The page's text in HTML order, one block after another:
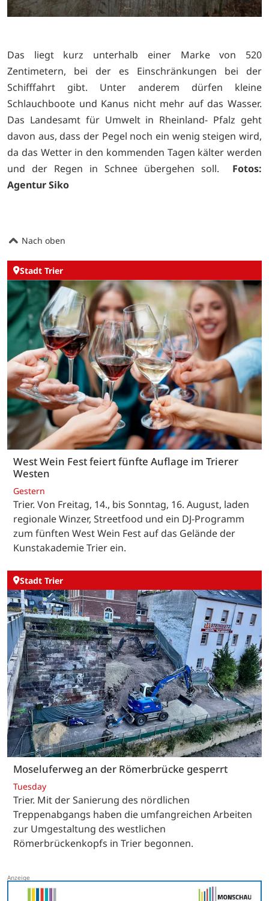
Das liegt kurz unterhalb einer Marke von 520
Zentimetern, bei der es Einschränkungen bei der
Schifffahrt gibt. Unter anderem dürfen kleine
Schlauchboote und Kanus nicht mehr auf das Wasser.
Das Landesamt für Umwelt in Rheinland- Pfalz geht
davon aus, dass der Pegel noch ein wenig steigen wird,
da das Wetter in den kommenden Tagen kälter werden
und der Regen in Schnee übergehen soll. Fotos:
Agentur Siko
Nach oben
Stadt Trier
West Wein Fest feiert fünfte Auflage im Trierer
Westen
Gestern
Trier. Von Freitag, 14., bis Sonntag, 16. August, laden
regionale Winzer, Streetfood und ein DJ-Programm
zum fünften West Wein Fest auf das Gelände der
Kunstakademie Trier ein.
Stadt Trier
Moseluferweg an der Römerbrücke gesperrt
Tuesday
Trier. Mit der Sanierung des nördlichen
Treppenabgangs haben die umfangreichen Arbeiten
zur Umgestaltung des westlichen
Römerbrückenkopfs in Trier begonnen.